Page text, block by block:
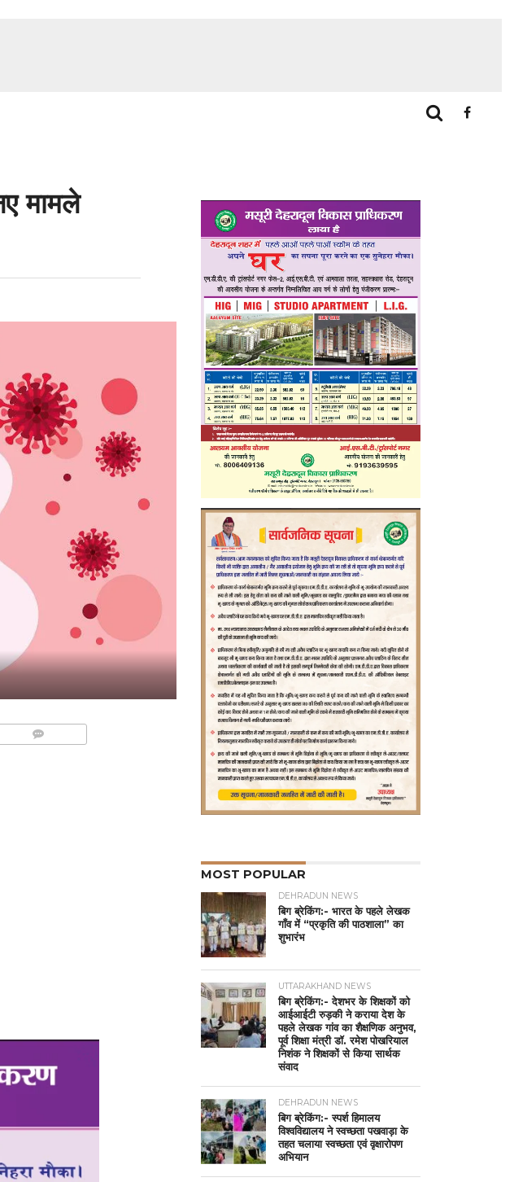
मामले
MOST POPULAR
DEHRADUN NEWS
बिग ब्रेकिंग:- भारत के पहले लेखक
गाँव में “प्रकृति की पाठशाला” का
शुभारंभ
UTTARAKHAND NEWS
बिग ब्रेकिंग:- देशभर के शिक्षकों को
आईआईटी रुड़की ने कराया देश के
पहले लेखक गांव का शैक्षणिक अनुभव,
पूर्व शिक्षा मंत्री डॉ. रमेश पोखरियाल
निशंक ने शिक्षकों से किया सार्थक
संवाद
DEHRADUN NEWS
बिग ब्रेकिंग:- स्पर्श हिमालय
विश्वविद्यालय ने स्वच्छता पखवाड़ा के
तहत चलाया स्वच्छता एवं वृक्षारोपण
अभियान